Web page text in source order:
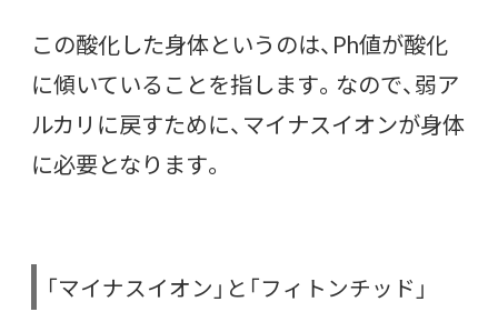
この酸化した身体というのは、Ph値が酸化
に傾いていることを指します。なので、弱ア
ルカリに戻すために、マイナスイオンが身体
に必要となります。
「マイナスイオン」と「フィトンチッド」